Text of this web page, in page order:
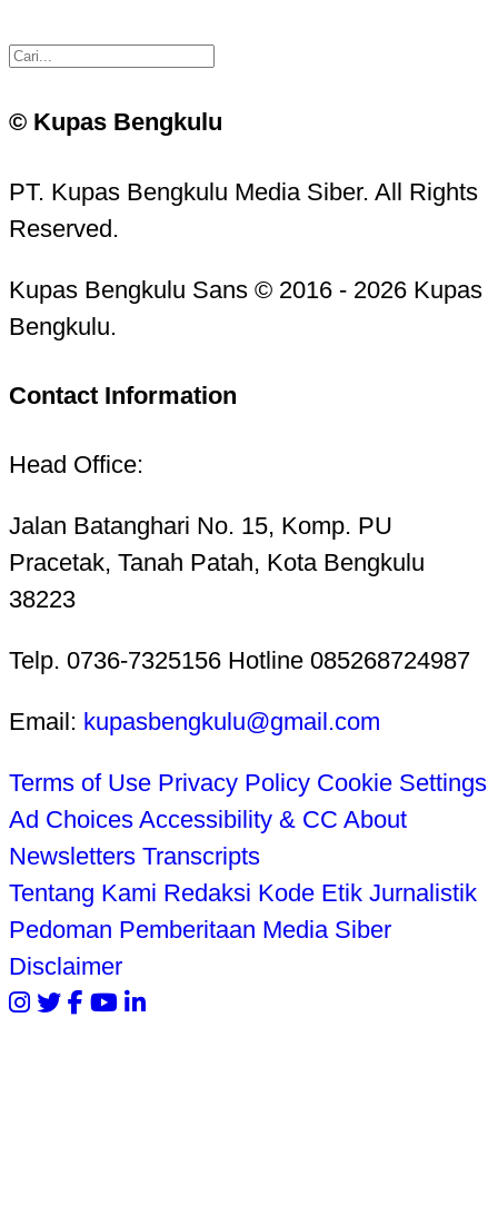
© Kupas Bengkulu
PT. Kupas Bengkulu Media Siber. All Rights
Reserved.
Kupas Bengkulu Sans © 2016 - 2026 Kupas
Bengkulu.
Contact Information
Head Office:
Jalan Batanghari No. 15, Komp. PU
Pracetak, Tanah Patah, Kota Bengkulu
38223
Telp. 0736-7325156 Hotline 085268724987
Email: kupasbengkulu@gmail.com
Terms of Use Privacy Policy Cookie Settings
Ad Choices Accessibility & CC About
Newsletters Transcripts
Tentang Kami Redaksi Kode Etik Jurnalistik
Pedoman Pemberitaan Media Siber
Disclaimer